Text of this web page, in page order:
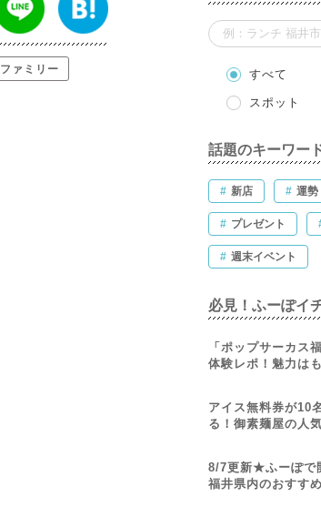
ファミリー すべて
スポット
話題のキーワー
# 新店 # 運勢
# プレゼント
# 週末イベント
必見！ふーぽイ
「ポップサーカス
体験レポ！魅力は
アイス無料券が10
る！御素麺屋の人
8/7更新★ふーぽで
福井県内のおすす